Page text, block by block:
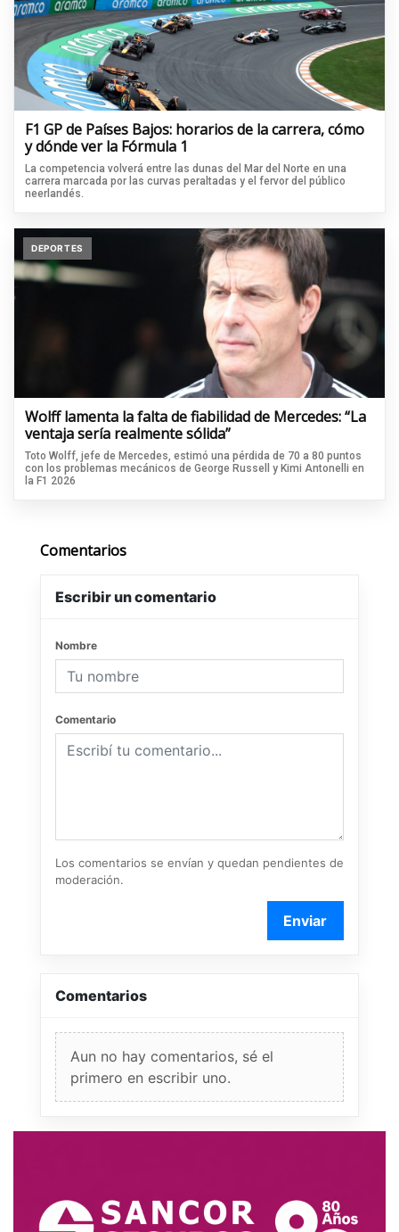
F1 GP de Países Bajos: horarios de la carrera, cómo
y dónde ver la Fórmula 1
La competencia volverá entre las dunas del Mar del Norte en una
carrera marcada por las curvas peraltadas y el fervor del público
neerlandés.
DEPORTES
Wolff lamenta la falta de fiabilidad de Mercedes: “La
ventaja sería realmente sólida”
Toto Wolff, jefe de Mercedes, estimó una pérdida de 70 a 80 puntos
con los problemas mecánicos de George Russell y Kimi Antonelli en
la F1 2026
Comentarios
Escribir un comentario
Nombre
Comentario
Los comentarios se envían y quedan pendientes de
moderación.
Enviar
Comentarios
Aun no hay comentarios, sé el
primero en escribir uno.